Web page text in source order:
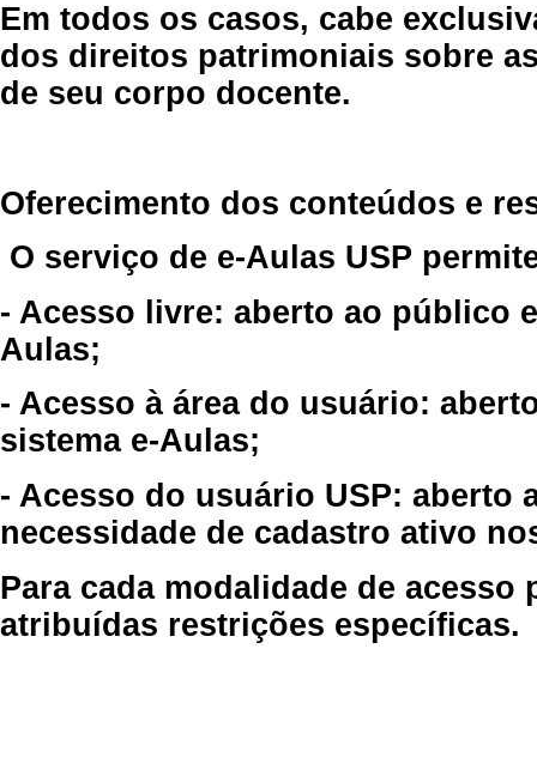
Em todos os casos, cabe
dos direitos patrimoniais sobre
de seu corpo docente.
Oferecimento dos conteúdos e
O serviço de e-Aulas USP
- Acesso livre: aberto ao público
Aulas;
- Acesso à área do usuário:
sistema e-Aulas;
- Acesso do usuário USP: aberto
necessidade de cadastro ativo
Para cada modalidade de
atribuídas restrições específicas.